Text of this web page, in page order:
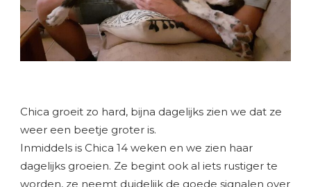
Chica groeit zo hard, bijna dagelijks zien we dat ze
weer een beetje groter is.
Inmiddels is Chica 14 weken en we zien haar
dagelijks groeien. Ze begint ook al iets rustiger te
worden, ze neemt duidelijk de goede signalen over